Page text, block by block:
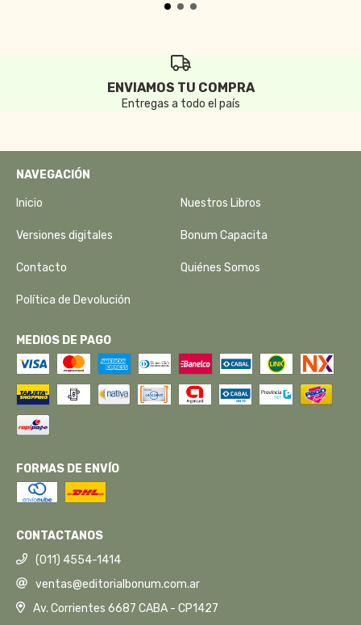
ENVIAMOS TU COMPRA
Entregas a todo el país
NAVEGACIÓN
Inicio Nuestros Libros
Versiones digitales Bonum Capacita
Contacto Quiénes Somos
Política de Devolución
MEDIOS DE PAGO
FORMAS DE ENVÍO
CONTACTANOS
(011) 4554-1414
ventas@editorialbonum.com.ar
Av. Corrientes 6687 CABA - CP1427